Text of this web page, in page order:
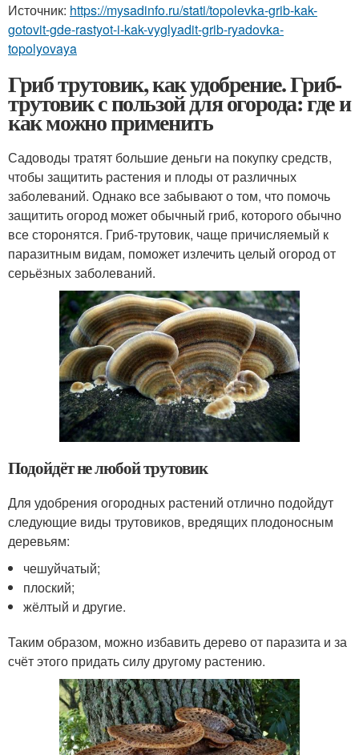
Источник: https://mysadinfo.ru/stati/topolevka-grib-kak-
gotovit-gde-rastyot-i-kak-vyglyadit-grib-ryadovka-
topolyovaya
Гриб трутовик, как удобрение. Гриб-
трутовик с пользой для огорода: где и
как можно применить
Садоводы тратят большие деньги на покупку средств,
чтобы защитить растения и плоды от различных
заболеваний. Однако все забывают о том, что помочь
защитить огород может обычный гриб, которого обычно
все сторонятся. Гриб-трутовик, чаще причисляемый к
паразитным видам, поможет излечить целый огород от
серьёзных заболеваний.
Подойдёт не любой трутовик
Для удобрения огородных растений отлично подойдут
следующие виды трутовиков, вредящих плодоносным
деревьям:
чешуйчатый;
плоский;
жёлтый и другие.
Таким образом, можно избавить дерево от паразита и за
счёт этого придать силу другому растению.